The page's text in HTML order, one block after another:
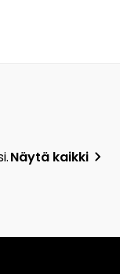
Näytä kaikki